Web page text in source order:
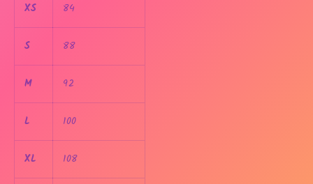
XS 84
S 88
M 92
L 100
XL 108